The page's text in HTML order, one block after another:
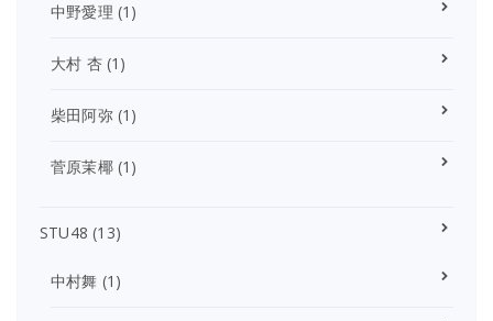
中野愛理 (1)
大村 杏(1)
柴田阿弥(1)
菅原茉椰(1)
STU48 (13)
中村舞 (1)